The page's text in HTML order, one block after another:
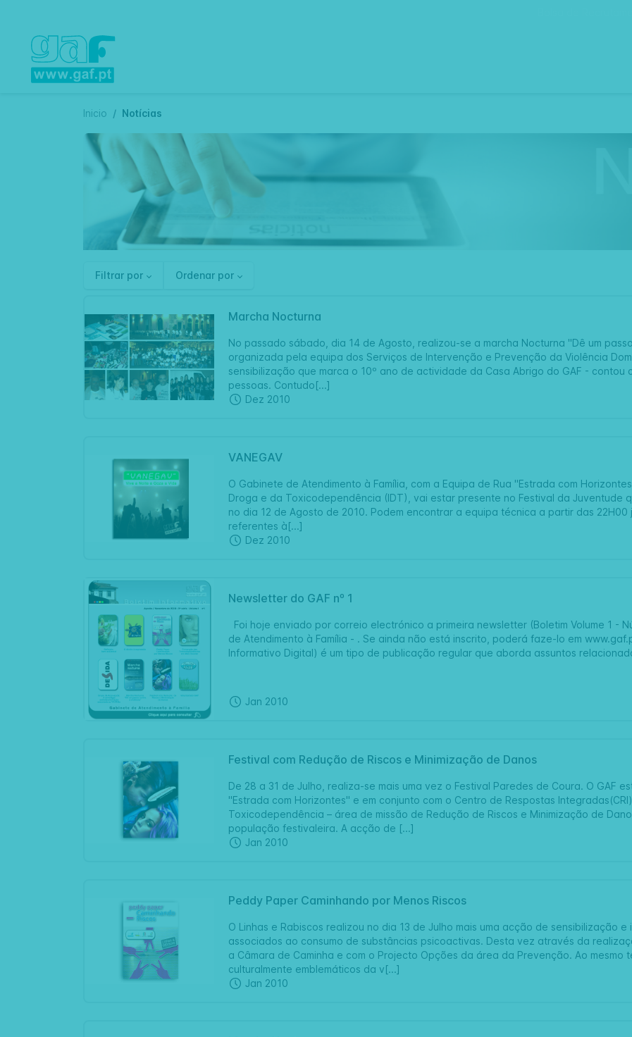
Inicio Notícias
Filtrar por Ordenar por
Marcha Nocturna
No passado sábado, dia 14 de Agosto, realizou-se a marcha Nocturna "Dê um
organizada pela equipa dos Serviços de Intervenção e Prevenção da Violência
sensibilização que marca o 10º ano de actividade da Casa Abrigo do GAF -
pessoas. Contudo[...]
Dez 2010
VANEGAV
O Gabinete de Atendimento à Família, com a Equipa de Rua "Estrada com
Droga e da Toxicodependência (IDT), vai estar presente no Festival da Juventude
no dia 12 de Agosto de 2010. Podem encontrar a equipa técnica a partir das
referentes à[...]
Dez 2010
Newsletter do GAF nº 1
Foi hoje enviado por correio electrónico a primeira newsletter (Boletim Volume 1 -
de Atendimento à Família - . Se ainda não está inscrito, poderá faze-lo em
Informativo Digital) é um tipo de publicação regular que aborda assuntos
Jan 2010
Festival com Redução de Riscos e Minimização de Danos
De 28 a 31 de Julho, realiza-se mais uma vez o Festival Paredes de Coura. O GAF
"Estrada com Horizontes" e em conjunto com o Centro de Respostas
Toxicodependência – área de missão de Redução de Riscos e Minimização de
população festivaleira. A acção de [...]
Jan 2010
Peddy Paper Caminhando por Menos Riscos
O Linhas e Rabiscos realizou no dia 13 de Julho mais uma acção de sensibilização
associados ao consumo de substâncias psicoactivas. Desta vez através da
a Câmara de Caminha e com o Projecto Opções da área da Prevenção. Ao mesmo
culturalmente emblemáticos da v[...]
Jan 2010